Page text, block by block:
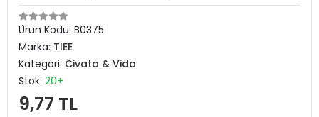
Ürün Kodu: B0375
Marka: TIEE
Kategori: Civata & Vida
Stok: 20+
9,77 TL